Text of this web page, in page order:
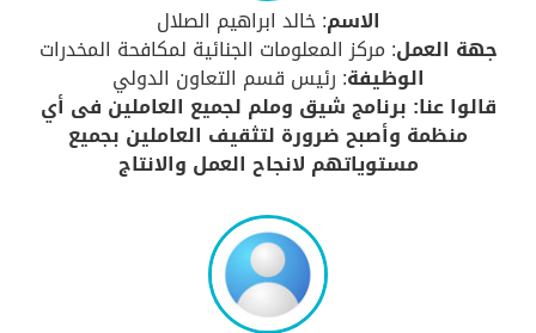
الاسم: خالد ابراهيم الصلال
جهة العمل: مركز المعلومات الجنائية لمكافحة المخدرات
الوظيفة: رئيس قسم التعاون الدولي
قالوا عنا: برنامج شيق وملم لجميع العاملين فى أي
منظمة وأصبح ضرورة لتثقيف العاملين بجميع
مستوياتهم لانجاح العمل والانتاج